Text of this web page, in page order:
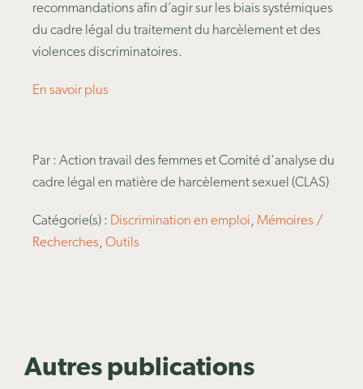
recommandations afin d’agir sur les biais systémiques
du cadre légal du traitement du harcèlement et des
violences discriminatoires.
En savoir plus
Par : Action travail des femmes et Comité d'analyse du
cadre légal en matière de harcèlement sexuel (CLAS)
Catégorie(s) : Discrimination en emploi, Mémoires /
Recherches, Outils
Autres publications